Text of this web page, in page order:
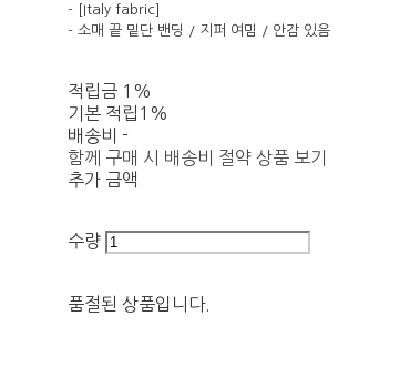
- [Italy fabric]
- 소매 끝 밑단 밴딩 / 지퍼 여밈 / 안감 있음
적립금 1%
기본 적립 1%
배송비 -
함께 구매 시 배송비 절약 상품 보기
추가 금액
수량
품절된 상품입니다.